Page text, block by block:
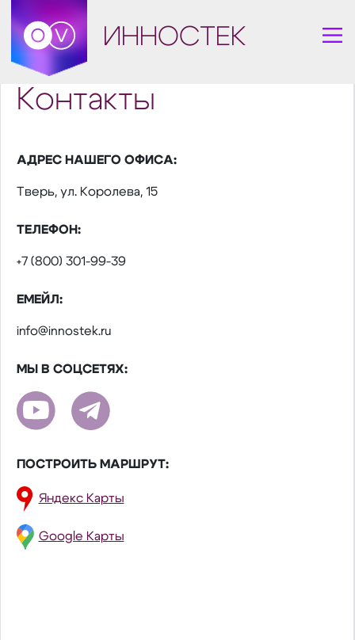
ИННОСТЕК
Контакты
АДРЕС НАШЕГО ОФИСА:
Тверь, ул. Королева, 15
ТЕЛЕФОН:
+7 (800) 301-99-39
ЕМЕЙЛ:
info@innostek.ru
МЫ В СОЦСЕТЯХ:
ПОСТРОИТЬ МАРШРУТ:
Яндекс Карты
Google Карты